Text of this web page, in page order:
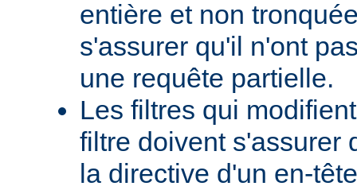
entière et non
s'assurer qu'il n'ont
une requête partielle.
Les filtres qui
filtre doivent s'assurer
la directive d'un en-